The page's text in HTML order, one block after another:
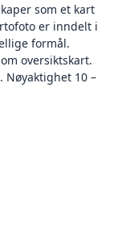
som et kart
er inndelt i
formål.
oversiktskart.
Nøyaktighet 10 –